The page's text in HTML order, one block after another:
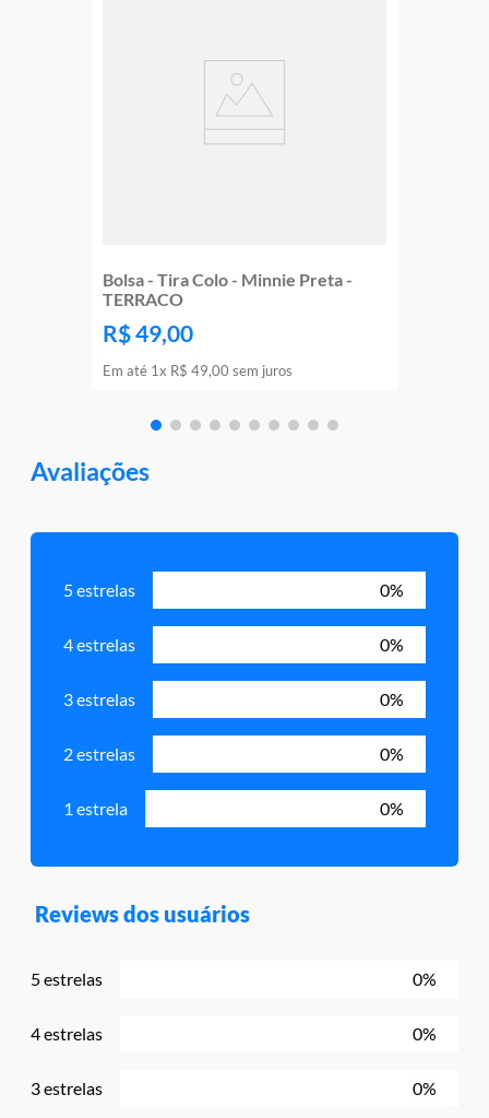
Bolsa - Tira Colo - Minnie Preta -
TERRACO
R$49,00
Em até 1x R$ 49,00 sem juros
Avaliações
5 estrelas 0%
4 estrelas 0%
3 estrelas 0%
2 estrelas 0%
1 estrela 0%
Reviews dos usuários
5 estrelas 0%
4 estrelas 0%
3 estrelas 0%